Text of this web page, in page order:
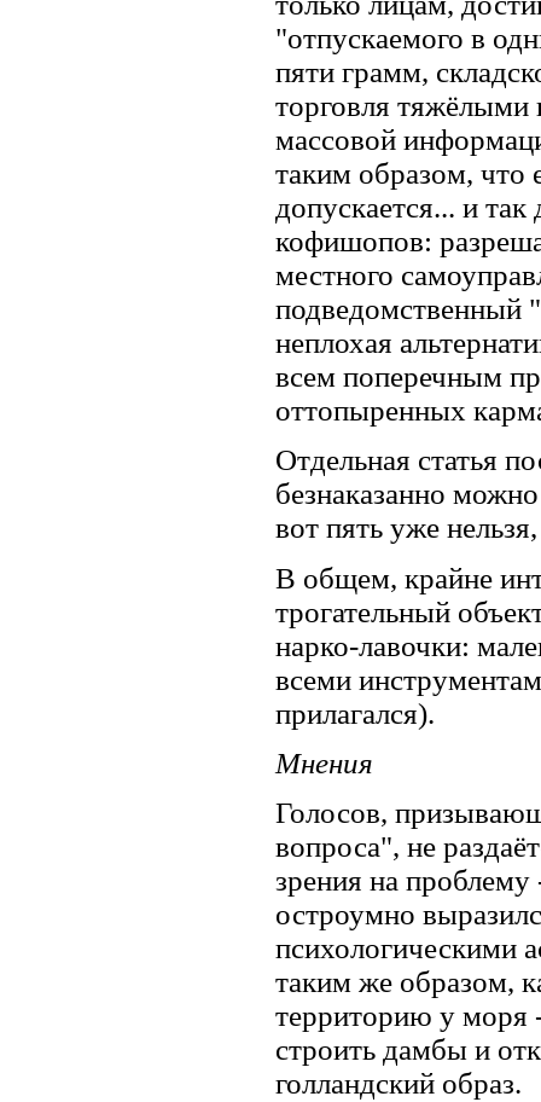
"отпускаемого в
пяти грамм,
торговля тяжёлыми
массовой
таким образом, что
допускается... и
кофишопов:
местного
подведомственный
неплохая
всем поперечным
оттопыренных
Отдельная статья
безнаказанно
вот пять уже
В общем, крайне
трогательный
нарко-лавочки:
всеми
прилагался).
Мнения
Голосов,
вопроса", не
зрения на
остроумно
психологическими
таким же образом,
территорию у моря
строить дамбы и
голландский образ.